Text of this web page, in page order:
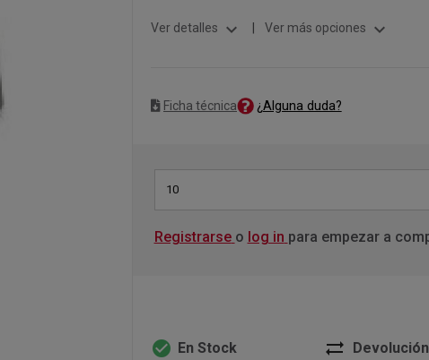
Ver detalles expand_more Ver más opciones expand_more
Ficha técnica ¿Alguna duda?
10
Registrarse o log in para empezar a
check_circle En Stock sync_alt
Devolución